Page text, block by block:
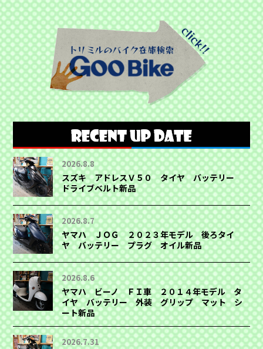
2026.8.8
スズキ アドレスＶ５０ タイヤ バッテリー
ドライブベルト新品
2026.8.7
ヤマハ ＪＯＧ ２０２３年モデル 後ろタイ
ヤ バッテリー プラグ オイル新品
2026.8.6
ヤマハ ビーノ ＦＩ車 ２０１４年モデル タ
イヤ バッテリー 外装 グリップ マット シ
ート新品
2026.7.31